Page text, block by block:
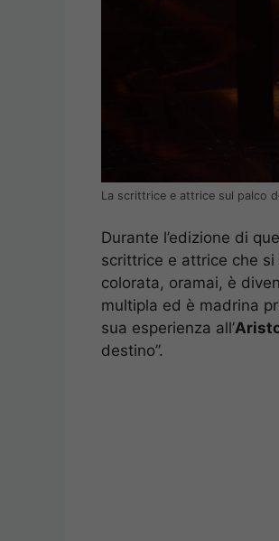
La scrittrice e attrice sul palco
Durante l’edizione di
scrittrice e attrice che
colorata, oramai, è
multipla ed è madrina
sua esperienza all’
destino”.